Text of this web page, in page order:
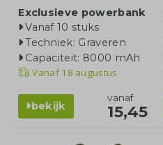
Exclusieve powerbank
Vanaf 10 stuks
Techniek: Graveren
Capaciteit: 8000 mAh
Vanaf18 augustus
bekijk
vanaf
15,45